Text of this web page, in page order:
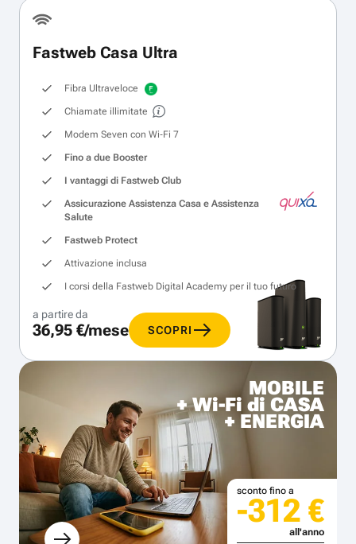
Fastweb Casa Ultra
Fibra Ultraveloce
Chiamate illimitate
Modem Seven con Wi‑Fi 7
Fino a due Booster
I vantaggi di Fastweb Club
Assicurazione Assistenza Casa e Assistenza
Salute
Fastweb Protect
Attivazione inclusa
I corsi della Fastweb Digital Academy per il tuo futuro
a partire da
36,95 €/mese SCOPRI
MOBILE
+ Wi-Fi di CASA
+ ENERGIA
sconto fino a
-312 €
all'anno